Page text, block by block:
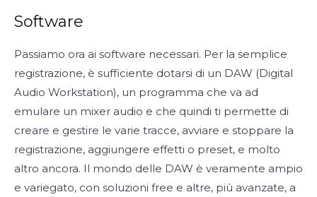
Software
Passiamo ora ai software necessari. Per la semplice
registrazione, è sufficiente dotarsi di un DAW (Digital
Audio Workstation), un programma che va ad
emulare un mixer audio e che quindi ti permette di
creare e gestire le varie tracce, avviare e stoppare la
registrazione, aggiungere effetti o preset, e molto
altro ancora. Il mondo delle DAW è veramente ampio
e variegato, con soluzioni free e altre, più avanzate, a